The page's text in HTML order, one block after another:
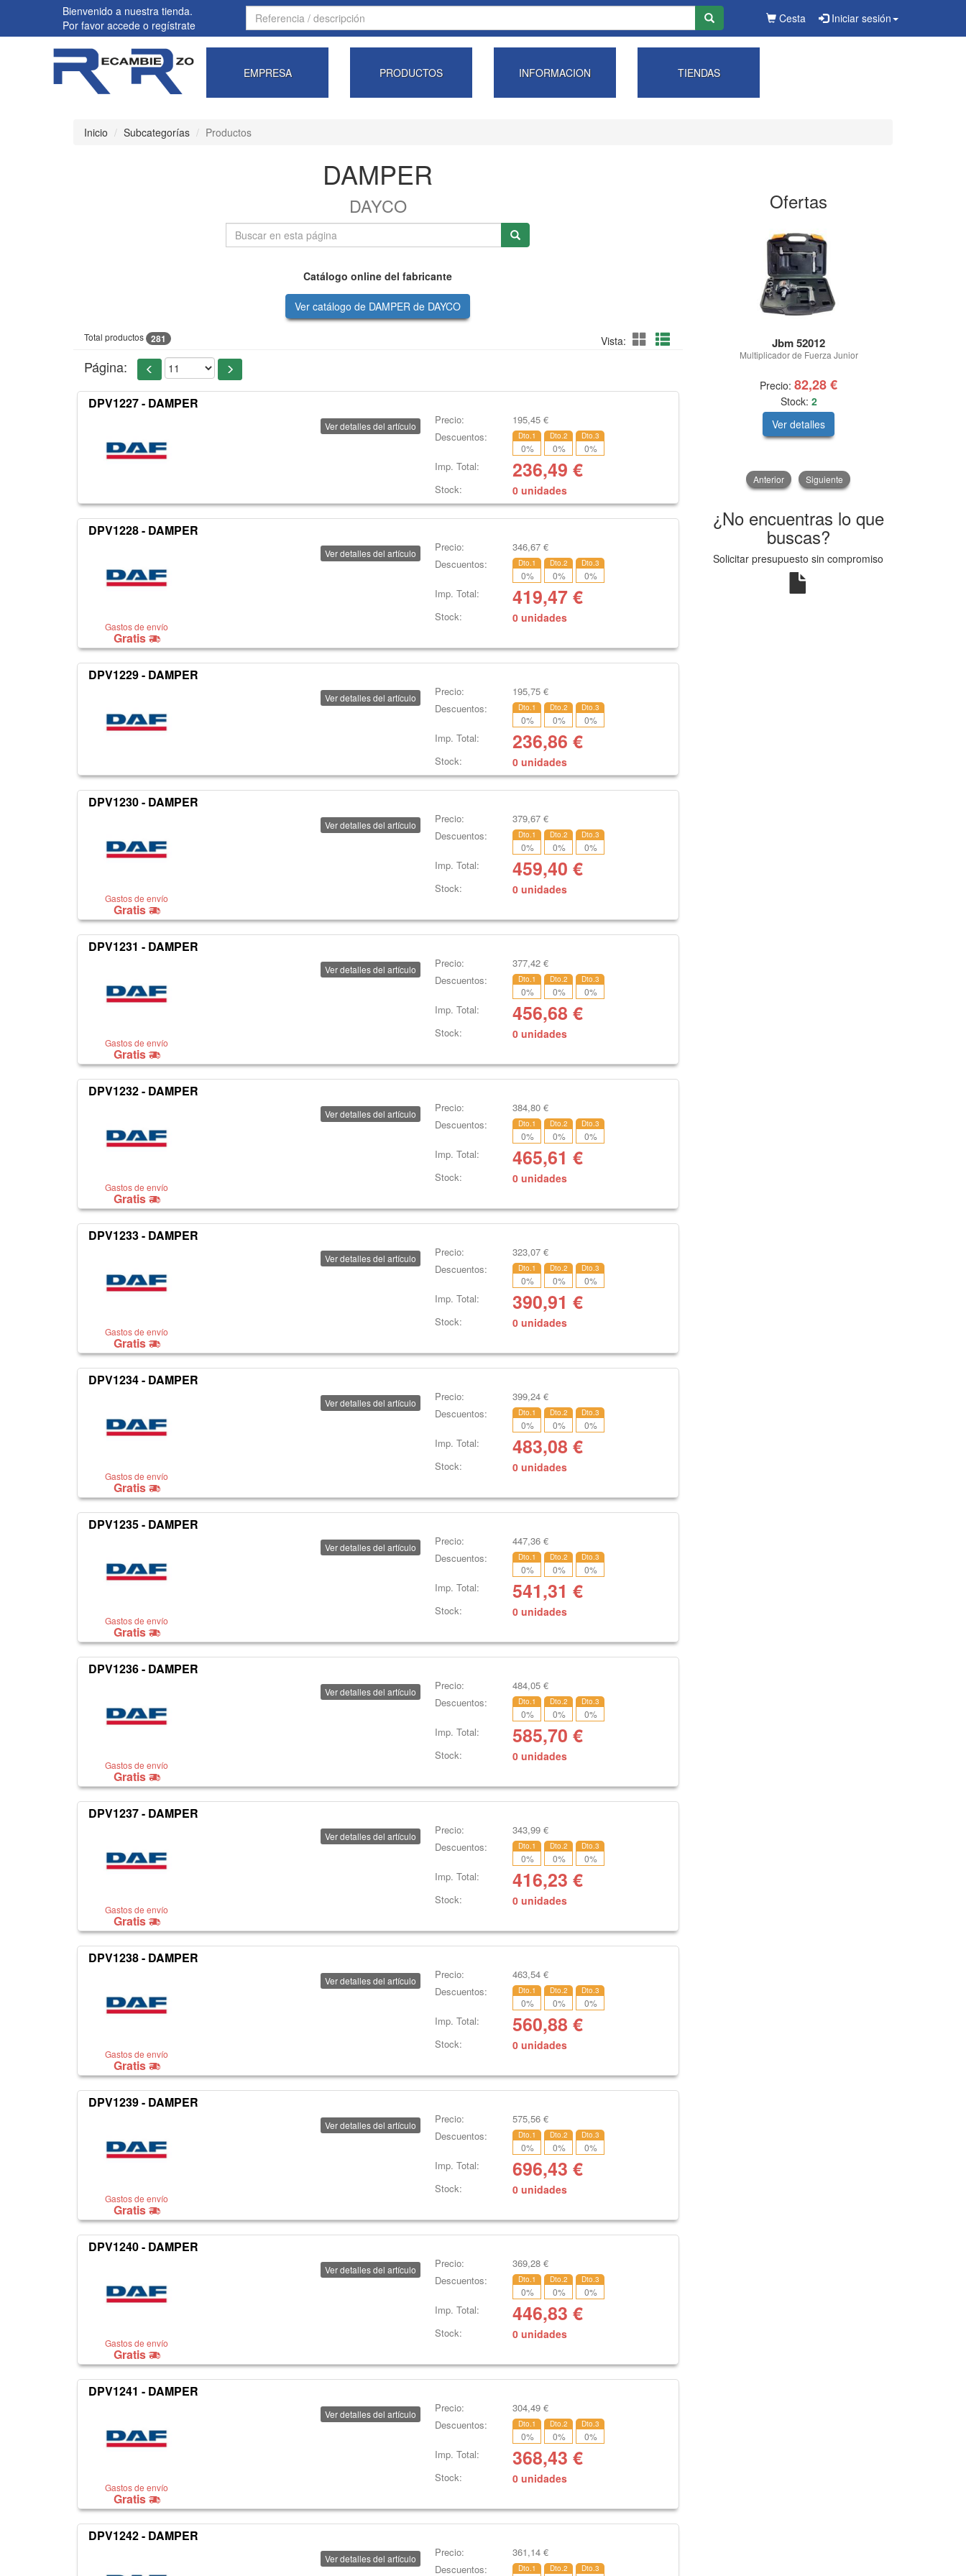
Bienvenido a nuestra tienda.
Por favor accede o regístrate Cesta Iniciar sesión
EMPRESA PRODUCTOS INFORMACION TIENDAS
Inicio Subcategorías Productos
DAMPER
DAYCO
Catálogo online del fabricante
Ver catálogo de DAMPER de DAYCO
Total productos 281 Vista:
Página:
DPV1227 - DAMPER
Ver detalles del artículo Precio: 195,45 €
Descuentos:
Dto.1
0%
Dto.2
0%
Dto.3
0%
Imp. Total: 236,49 €
Stock: 0 unidades
DPV1228 - DAMPER
Gastos de envío
Gratis
Ver detalles del artículo Precio: 346,67 €
Descuentos:
Dto.1
0%
Dto.2
0%
Dto.3
0%
Imp. Total: 419,47€
Stock: 0 unidades
DPV1229 - DAMPER
Ver detalles del artículo Precio: 195,75 €
Descuentos:
Dto.1
0%
Dto.2
0%
Dto.3
0%
Imp. Total: 236,86 €
Stock: 0 unidades
DPV1230 - DAMPER
Gastos de envío
Gratis
Ver detalles del artículo Precio: 379,67 €
Descuentos:
Dto.1
0%
Dto.2
0%
Dto.3
0%
Imp. Total: 459,40 €
Stock: 0 unidades
DPV1231 - DAMPER
Gastos de envío
Gratis
Ver detalles del artículo Precio: 377,42 €
Descuentos:
Dto.1
0%
Dto.2
0%
Dto.3
0%
Imp. Total: 456,68 €
Stock: 0 unidades
DPV1232 - DAMPER
Gastos de envío
Gratis
Ver detalles del artículo Precio: 384,80 €
Descuentos:
Dto.1
0%
Dto.2
0%
Dto.3
0%
Imp. Total: 465,61 €
Stock: 0 unidades
DPV1233 - DAMPER
Gastos de envío
Gratis
Ver detalles del artículo Precio: 323,07 €
Descuentos:
Dto.1
0%
Dto.2
0%
Dto.3
0%
Imp. Total: 390,91 €
Stock: 0 unidades
DPV1234 - DAMPER
Gastos de envío
Gratis
Ver detalles del artículo Precio: 399,24 €
Descuentos:
Dto.1
0%
Dto.2
0%
Dto.3
0%
Imp. Total: 483,08 €
Stock: 0 unidades
DPV1235 - DAMPER
Gastos de envío
Gratis
Ver detalles del artículo Precio: 447,36 €
Descuentos:
Dto.1
0%
Dto.2
0%
Dto.3
0%
Imp. Total: 541,31 €
Stock: 0 unidades
DPV1236 - DAMPER
Gastos de envío
Gratis
Ver detalles del artículo Precio: 484,05 €
Descuentos:
Dto.1
0%
Dto.2
0%
Dto.3
0%
Imp. Total: 585,70 €
Stock: 0 unidades
DPV1237 - DAMPER
Gastos de envío
Gratis
Ver detalles del artículo Precio: 343,99 €
Descuentos:
Dto.1
0%
Dto.2
0%
Dto.3
0%
Imp. Total: 416,23 €
Stock: 0 unidades
DPV1238 - DAMPER
Gastos de envío
Gratis
Ver detalles del artículo Precio: 463,54 €
Descuentos:
Dto.1
0%
Dto.2
0%
Dto.3
0%
Imp. Total: 560,88 €
Stock: 0 unidades
DPV1239 - DAMPER
Gastos de envío
Gratis
Ver detalles del artículo Precio: 575,56 €
Descuentos:
Dto.1
0%
Dto.2
0%
Dto.3
0%
Imp. Total: 696,43 €
Stock: 0 unidades
DPV1240 - DAMPER
Gastos de envío
Gratis
Ver detalles del artículo Precio: 369,28 €
Descuentos:
Dto.1
0%
Dto.2
0%
Dto.3
0%
Imp. Total: 446,83 €
Stock: 0 unidades
DPV1241 - DAMPER
Gastos de envío
Gratis
Ver detalles del artículo Precio: 304,49 €
Descuentos:
Dto.1
0%
Dto.2
0%
Dto.3
0%
Imp. Total: 368,43 €
Stock: 0 unidades
DPV1242 - DAMPER
Ver detalles del artículo Precio: 361,14 €
Descuentos:
Dto.1 Dto.2 Dto.3
Ofertas
Jbm 52012
Multiplicador de Fuerza Junior
Precio: 82,28 €
Stock: 2
Ver detalles
Anterior Siguiente
¿No encuentras lo que
buscas?
Solicitar presupuesto sin compromiso